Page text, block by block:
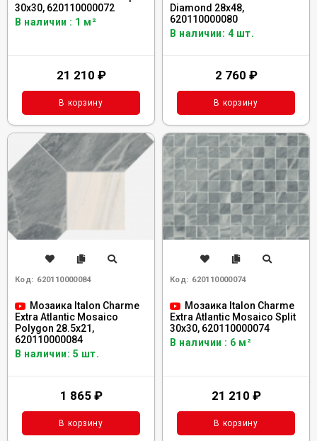
30x30, 620110000072
В наличии : 1 м²
21 210 ₽
В корзину
Diamond 28x48,
620110000080
В наличии: 4 шт.
2 760 ₽
В корзину
Код: 620110000084
Мозаика Italon Charme
Extra Atlantic Mosaico
Polygon 28.5x21,
620110000084
В наличии: 5 шт.
1 865 ₽
В корзину
Код: 620110000074
Мозаика Italon Charme
Extra Atlantic Mosaico Split
30x30, 620110000074
В наличии : 6 м²
21 210 ₽
В корзину